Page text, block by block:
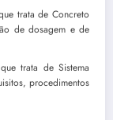
trata de Concreto
de dosagem e de
trata de Sistema
procedimentos